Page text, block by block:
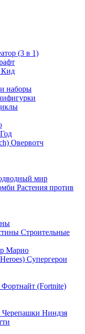
(3 в 1)
наборы
Овервотч
мир
Растения против
Строительные
Марио
Супергерои
Фортнайт (Fortnite)
Черепашки Ниндзя